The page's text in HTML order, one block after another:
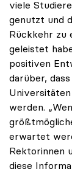
viele
genutzt und
Rückkehr zu
geleistet
positiven
darüber,
werden.
erwartet
Rektorinnen
diese